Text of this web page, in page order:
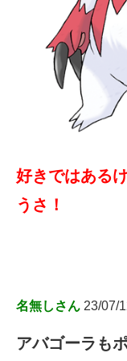
好きではある
うさ！
名無しさん 23/07/
アバゴーラも